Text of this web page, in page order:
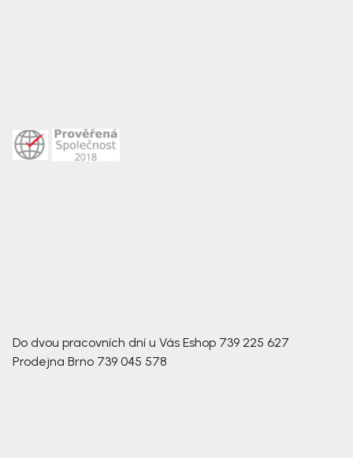
Do dvou pracovních dní u Vás Eshop 739 225 627
Prodejna Brno 739 045 578